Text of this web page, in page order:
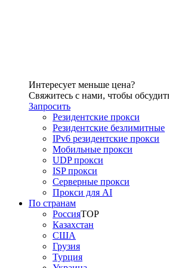
Интересует меньше цена?
Свяжитесь с нами, чтобы
Запросить
Резидентские прокси
Резидентские безлимитные
IPv6 резидентские прокси
Мобильные прокси
UDP прокси
ISP прокси
Серверные прокси
Прокси для AI
По странам
РоссияTOP
Казахстан
США
Грузия
Турция